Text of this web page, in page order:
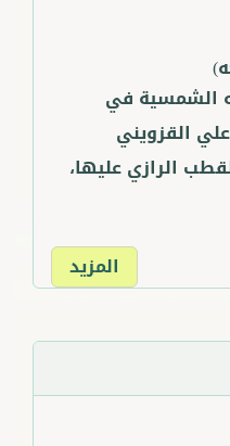
الشمسية في
القزويني
الرازي عليها،
المزيد